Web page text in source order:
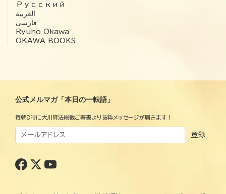
Русский
العربية‏
فارسی
Ryuho Okawa
OKAWA BOOKS
公式メルマガ「本日の一転語」
毎朝8時に大川隆法総裁ご著書より抜粋メッセージが届きます！
登録